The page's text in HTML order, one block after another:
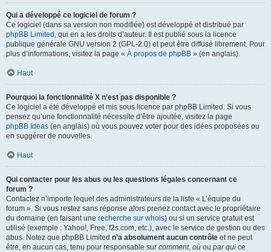
Qui a développé ce logiciel de forum ?
Ce logiciel (dans sa version non modifiée) est développé et distribué par
phpBB Limited , qui en a les droits d’auteur. Il est publié sous la licence
publique générale GNU version 2 (GPL-2.0) et peut être diffusé librement. Pour
plus d’informations, visitez la page « À propos de phpBB » (en anglais).
Haut
Pourquoi la fonctionnalité X n’est pas disponible ?
Ce logiciel a été développé et mis sous licence par phpBB Limited. Si vous
pensez qu’une fonctionnalité nécessite d’être ajoutée, visitez la page
phpBB Ideas (en anglais) où vous pouvez voter pour des idées proposées ou
en suggérer de nouvelles.
Haut
Qui contacter pour les abus ou les questions légales concernant ce
forum ?
Contactez n’importe lequel des administrateurs de la liste « L’équipe du
forum ». Si vous restez sans réponse alors prenez contact avec le propriétaire
du domaine (en faisant une recherche sur whois) ou si un service gratuit est
utilisé (exemple : Yahoo!, Free, f2s.com, etc.), avec le service de gestion ou des
abus. Notez que phpBB Limited n’a absolument aucun contrôle et ne peut
être, en aucun cas, tenu pour responsable sur comment, où ou par qui ce